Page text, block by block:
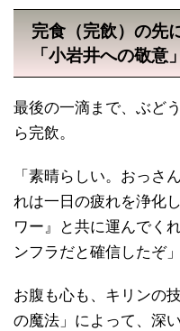
完食（完飲）の先
「小岩井への敬意」
最後の一滴まで、ぶど
ら完飲。
「素晴らしい。おっさ
れは一日の疲れを浄化
ワー』と共に運んでく
ンフラだと確信したぞ」
お腹も心も、キリンの
の魔法」によって、深